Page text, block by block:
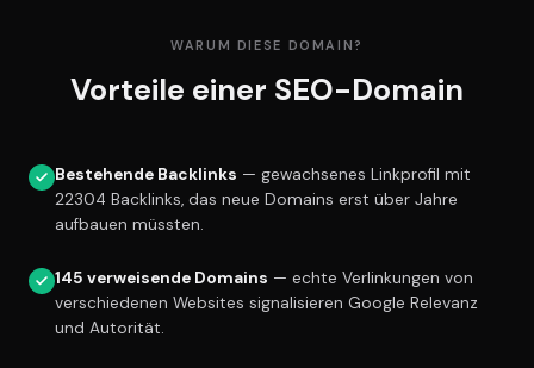
WARUM DIESE DOMAIN?
Vorteile einer SEO-Domain
Bestehende Backlinks — gewachsenes Linkprofil mit
22304 Backlinks, das neue Domains erst über Jahre
aufbauen müssten.
145 verweisende Domains — echte Verlinkungen von
verschiedenen Websites signalisieren Google Relevanz
und Autorität.